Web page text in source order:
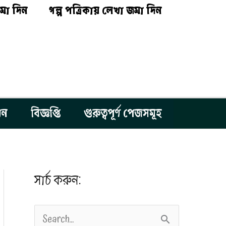
দিন গল্প পত্রিকায় লেখা জমা দিন
বিজ্ঞপ্তি গুরুত্বপূর্ণ পেজসমূহ
সার্চ করুন: